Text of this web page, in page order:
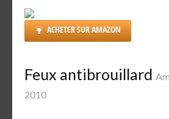
ACHETER SUR AMAZON
Feux antibrouillard
2010